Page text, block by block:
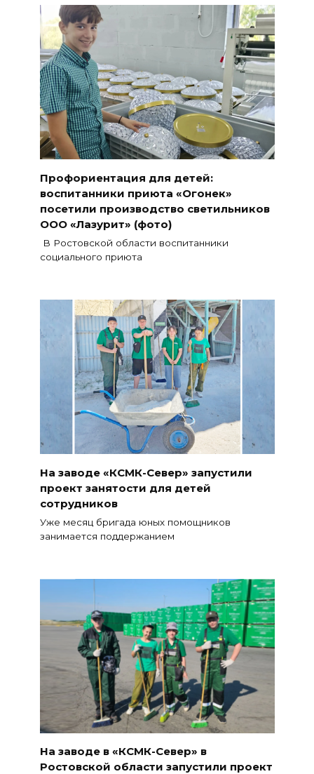
Профориентация для детей:
воспитанники приюта «Огонек»
посетили производство светильников
ООО «Лазурит» (фото)
В Ростовской области воспитанники
социального приюта
На заводе «КСМК-Север» запустили
проект занятости для детей
сотрудников
Уже месяц бригада юных помощников
занимается поддержанием
На заводе в «КСМК-Север» в
Ростовской области запустили проект